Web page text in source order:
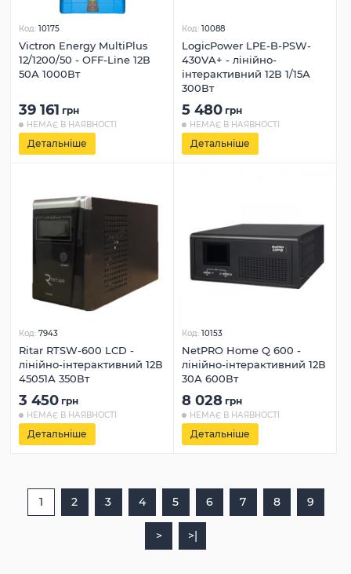
Код: 10175
Victron Energy MultiPlus
12/1200/50 - OFF-Line 12В
50А 1000Вт
39 161 грн
НЕМАЄ В НАЯВНОСТІ
Детальніше
Код: 10088
LogicPower LPE-B-PSW-
430VA+ - лінійно-
інтерактивний 12В 1/15А
300Вт
5 480 грн
НЕМАЄ В НАЯВНОСТІ
Детальніше
Код: 7943
Ritar RTSW-600 LCD -
лінійно-інтерактивний 12В
45051А 350Вт
3 450 грн
НЕМАЄ В НАЯВНОСТІ
Детальніше
Код: 10153
NetPRO Home Q 600 -
лінійно-інтерактивний 12В
30А 600Вт
8 028 грн
НЕМАЄ В НАЯВНОСТІ
Детальніше
1 2 3 4 5 6 7 8 9
> >|